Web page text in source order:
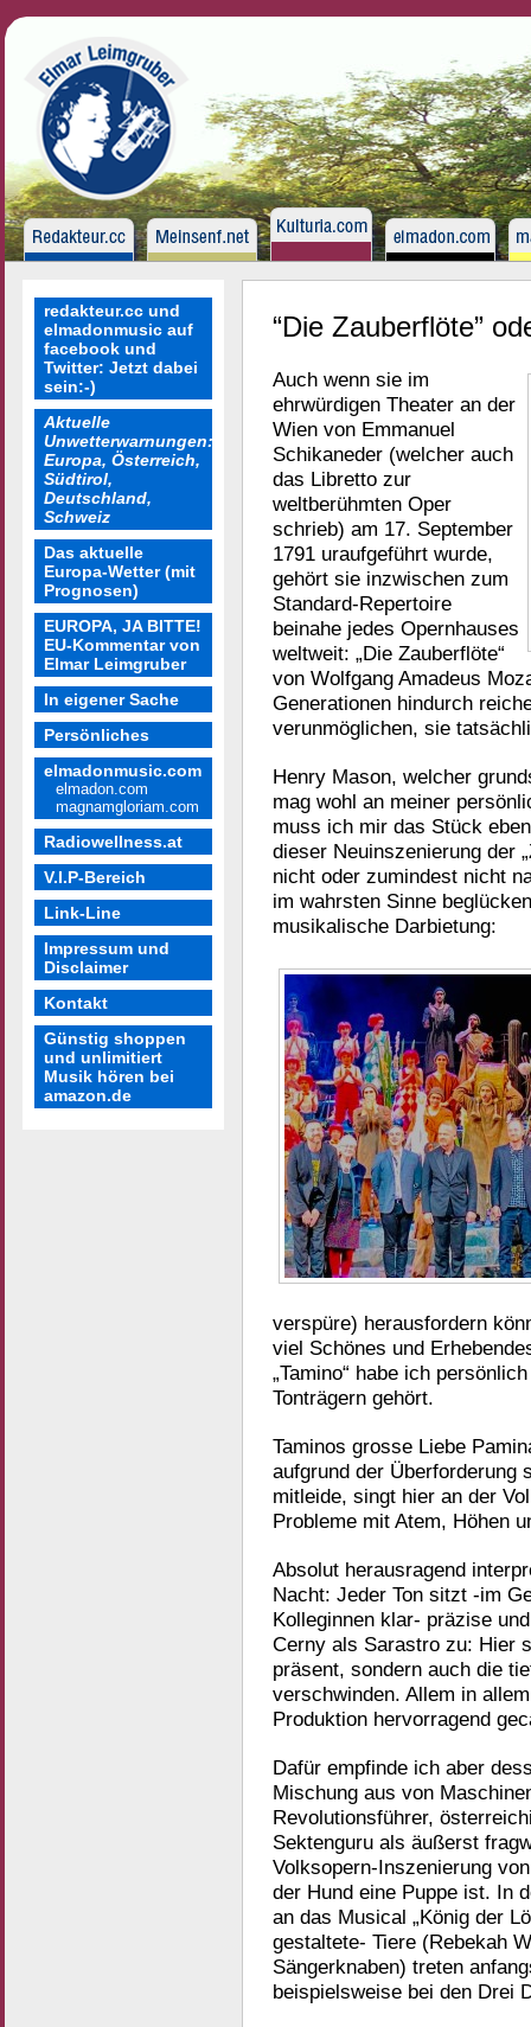
redakteur.cc und
elmadonmusic auf
facebook und
Twitter: Jetzt dabei
sein:-)
Aktuelle
Unwetterwarnungen:
Europa, Österreich,
Südtirol,
Deutschland,
Schweiz
Das aktuelle
Europa-Wetter (mit
Prognosen)
EUROPA, JA BITTE!
EU-Kommentar von
Elmar Leimgruber
In eigener Sache
Persönliches
elmadonmusic.com
elmadon.com
magnamgloriam.com
Radiowellness.at
V.I.P-Bereich
Link-Line
Impressum und
Disclaimer
Kontakt
Günstig shoppen
und unlimitiert
Musik hören bei
amazon.de
“Die Zauberflöte”
Auch wenn sie im
ehrwürdigen Theater an der
Wien von Emmanuel
Schikaneder (welcher auch
das Libretto zur
weltberühmten Oper
schrieb) am 17. September
1791 uraufgeführt wurde,
gehört sie inzwischen zum
Standard-Repertoire
beinahe jedes Opernhauses
weltweit: „Die Zauberflöte“
von Wolfgang Amadeus
Generationen hindurch
verunmöglichen, sie
Henry Mason, welcher
mag wohl an meiner
muss ich mir das Stück
dieser Neuinszenierung der
nicht oder zumindest nicht
im wahrsten Sinne
musikalische Darbietung:
verspüre) herausfordern
viel Schönes und
„Tamino“ habe ich
Tonträgern gehört.
Taminos grosse Liebe
aufgrund der Überforderung
mitleide, singt hier an der
Probleme mit Atem, Höhen
Absolut herausragend
Nacht: Jeder Ton sitzt -im
Kolleginnen klar- präzise
Cerny als Sarastro zu: Hier
präsent, sondern auch die
verschwinden. Allem in
Produktion hervorragend
Dafür empfinde ich aber
Mischung aus von
Revolutionsführer,
Sektenguru als äußerst
Volksopern-Inszenierung
der Hund eine Puppe ist. In
an das Musical „König der
gestaltete- Tiere (Rebekah
Sängerknaben) treten
beispielsweise bei den Drei